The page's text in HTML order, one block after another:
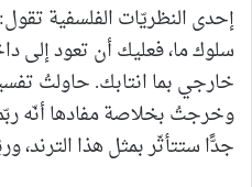
إحدى النظريّات الفلسفية
سلوك ما، فعليك أن تعود إلى
خارجي بما انتابك. حاولتُ
وخرجتُ بخلاصة مفادها أنّه
جدًّا ستتأثّر بمثل هذا الترند،